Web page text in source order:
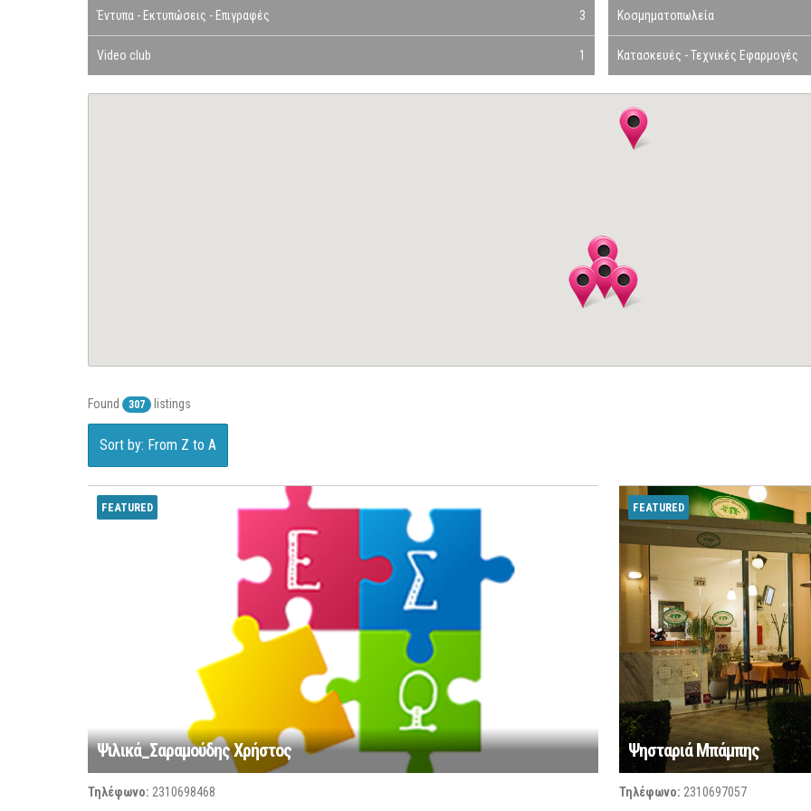
Έντυπα - Εκτυπώσεις - Επιγραφές 3 Κοσμηματοπωλεία
Video club 1 Κατασκευές - Τεχνικές Εφαρμογές
Found 307 listings
Sort by: From Z to A
FEATURED
Ψιλικά_Σαραμούδης Χρήστος
Τηλέφωνο: 2310698468
FEATURED
Ψησταριά Μπάμπης
Τηλέφωνο: 2310697057